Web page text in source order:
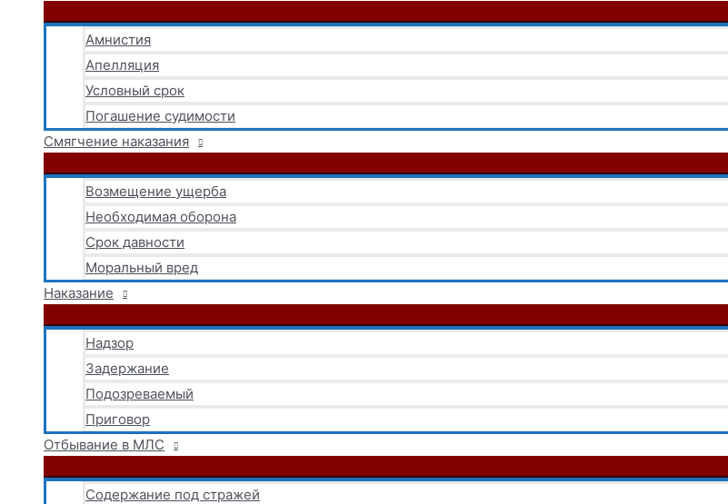
Амнистия
Апелляция
Условный срок
Погашение судимости
Смягчение наказания
Возмещение ущерба
Необходимая оборона
Срок давности
Моральный вред
Наказание
Надзор
Задержание
Подозреваемый
Приговор
Отбывание в МЛС
Содержание под стражей